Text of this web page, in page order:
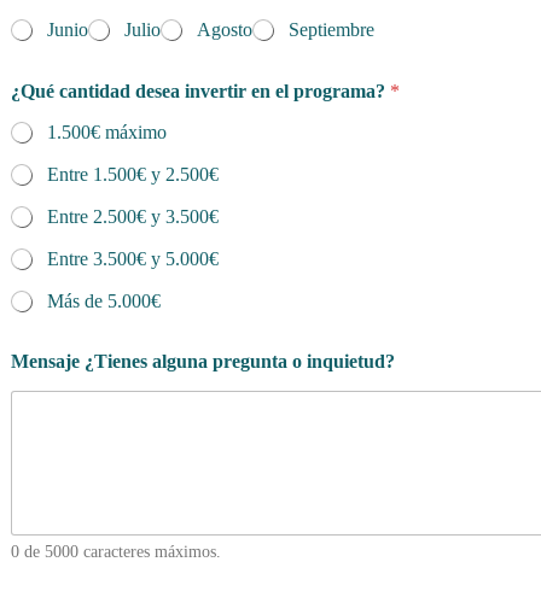
Junio
Julio Agosto Septiembre
¿Qué cantidad desea invertir en el programa? *
1.500€ máximo
Entre 1.500€ y 2.500€
Entre 2.500€ y 3.500€
Entre 3.500€ y 5.000€
Más de 5.000€
Mensaje ¿Tienes alguna pregunta o inquietud?
0 de 5000 caracteres máximos.